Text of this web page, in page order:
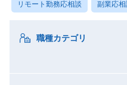
リモート勤務応相談 副業応相
職種カテゴリ